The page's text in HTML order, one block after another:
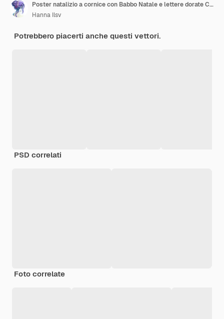
Poster natalizio a cornice con Babbo Natale e lettere dorate Carta invernale con case scandi Anno nuovo
Hanna Ilsv
Potrebbero piacerti anche questi vettori.
PSD correlati
Foto correlate